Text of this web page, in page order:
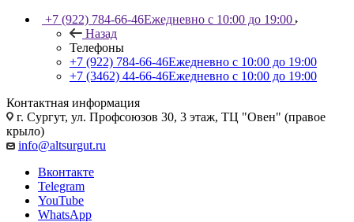
+7 (922) 784-66-46Ежедневно с 10:00 до 19:00
Назад
Телефоны
+7 (922) 784-66-46Ежедневно с 10:00 до 19:00
+7 (3462) 44-66-46Ежедневно с 10:00 до 19:00
Контактная информация
г. Сургут, ул. Профсоюзов 30, 3 этаж, ТЦ "Овен" (правое
крыло)
info@altsurgut.ru
Вконтакте
Telegram
YouTube
WhatsApp